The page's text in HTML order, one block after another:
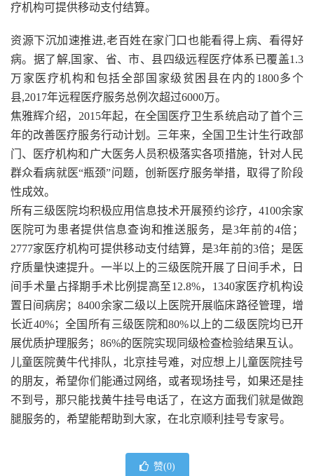
疗机构可提供移动支付结算。
资源下沉加速推进,老百姓在家门口也能看得上病、看得好
病。据了解,国家、省、市、县四级远程医疗体系已覆盖1.3
万家医疗机构和包括全部国家级贫困县在内的1800多个
县,2017年远程医疗服务总例次超过6000万。
焦雅辉介绍，2015年起，在全国医疗卫生系统启动了首个三
年的改善医疗服务行动计划。三年来，全国卫生计生行政部
门、医疗机构和广大医务人员积极落实各项措施，针对人民
群众看病就医“瓶颈”问题，创新医疗服务举措，取得了阶段
性成效。
所有三级医院均积极应用信息技术开展预约诊疗，4100余家
医院可为患者提供信息查询和推送服务，是3年前的4倍；
2777家医疗机构可提供移动支付结算，是3年前的3倍；是医
疗质量快速提升。一半以上的三级医院开展了日间手术，日
间手术量占择期手术比例提高至12.8%，1340家医疗机构设
置日间病房；8400余家二级以上医院开展临床路径管理，增
长近40%；全国所有三级医院和80%以上的二级医院均已开
展优质护理服务；86%的医院实现同级检查检验结果互认。
儿童医院黄牛代排队，北京挂号难，对应想上儿童医院挂号
的朋友，希望你们能通过网络，或者现场挂号，如果还是挂
不到号，那只能找黄牛挂号电话了，在这方面我们就是做跑
腿服务的，希望能帮助到大家，在北京顺利挂号专家号。
赞(0)